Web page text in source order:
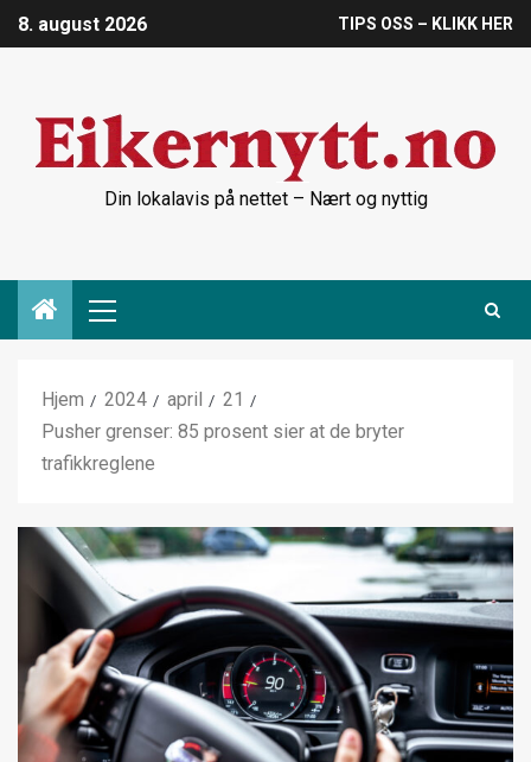
8. august 2026 TIPS OSS – KLIKK HER
Din lokalavis på nettet – Nært og nyttig
Hjem 2024 april
21
Pusher grenser: 85 prosent sier at de bryter
trafikkreglene